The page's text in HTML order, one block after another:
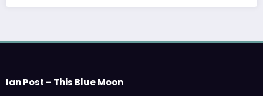
Ian Post – This Blue Moon